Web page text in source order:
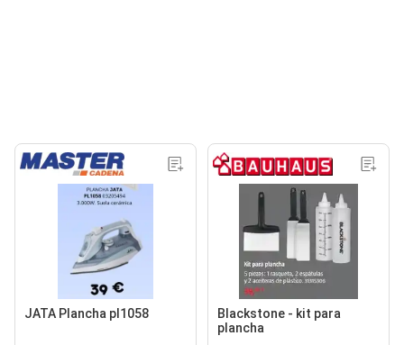
JATA Plancha pl1058
Blackstone - kit para
plancha